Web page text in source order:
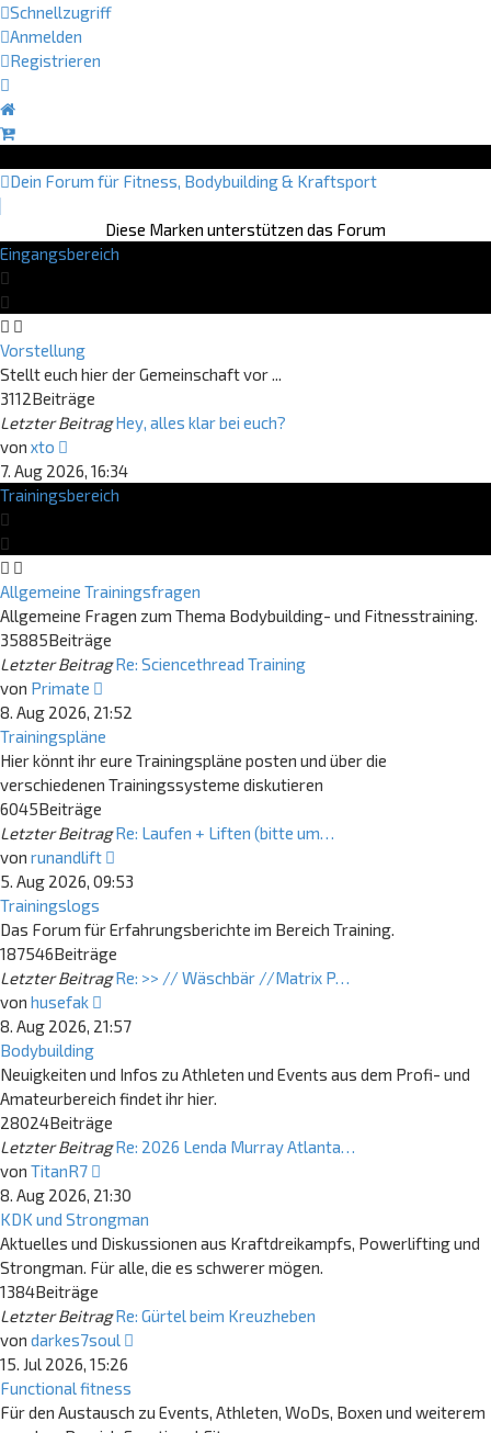
Schnellzugriff
Anmelden
Registrieren
Dein Forum für Fitness, Bodybuilding & Kraftsport
Diese Marken unterstützen das Forum
Eingangsbereich
Vorstellung
Stellt euch hier der Gemeinschaft vor ...
3112Beiträge
Letzter Beitrag Hey, alles klar bei euch?
von xto
Beitrag
7. Aug 2026, 16:34
Trainingsbereich
Allgemeine Trainingsfragen
Allgemeine Fragen zum Thema Bodybuilding- und Fitnesstraining.
35885Beiträge
Letzter Beitrag Re: Sciencethread Training
von Primate
Beitrag
8. Aug 2026, 21:52
Trainingspläne
Hier könnt ihr eure Trainingspläne posten und über die
verschiedenen Trainingssysteme diskutieren
6045Beiträge
Letzter Beitrag Re: Laufen + Liften (bitte um…
von runandlift
Beitrag
5. Aug 2026, 09:53
Trainingslogs
Das Forum für Erfahrungsberichte im Bereich Training.
187546Beiträge
Letzter Beitrag Re: >> // Wäschbär //Matrix P…
von husefak
Beitrag
8. Aug 2026, 21:57
Bodybuilding
Neuigkeiten und Infos zu Athleten und Events aus dem Profi- und
Amateurbereich findet ihr hier.
28024Beiträge
Letzter Beitrag Re: 2026 Lenda Murray Atlanta…
von TitanR7
Beitrag
8. Aug 2026, 21:30
KDK und Strongman
Aktuelles und Diskussionen aus Kraftdreikampfs, Powerlifting und
Strongman. Für alle, die es schwerer mögen.
1384Beiträge
Letzter Beitrag Re: Gürtel beim Kreuzheben
von darkes7soul
15. Jul 2026, 15:26
Functional fitness
Für den Austausch zu Events, Athleten, WoDs, Boxen und weiterem